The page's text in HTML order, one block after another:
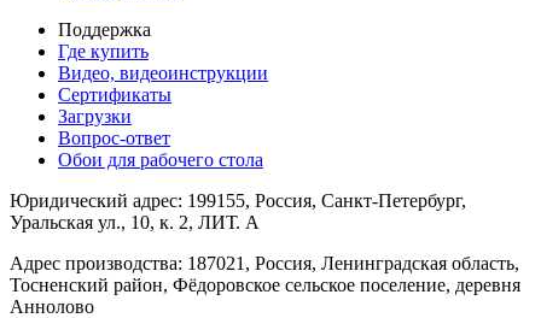
Поддержка
Где купить
Видео, видеоинструкции
Сертификаты
Загрузки
Вопрос-ответ
Обои для рабочего стола
Юридический адрес: 199155, Россия, Санкт-Петербург,
Уральская ул., 10, к. 2, ЛИТ. А
Адрес производства: 187021, Россия, Ленинградская область,
Тосненский район, Фёдоровское сельское поселение, деревня
Аннолово